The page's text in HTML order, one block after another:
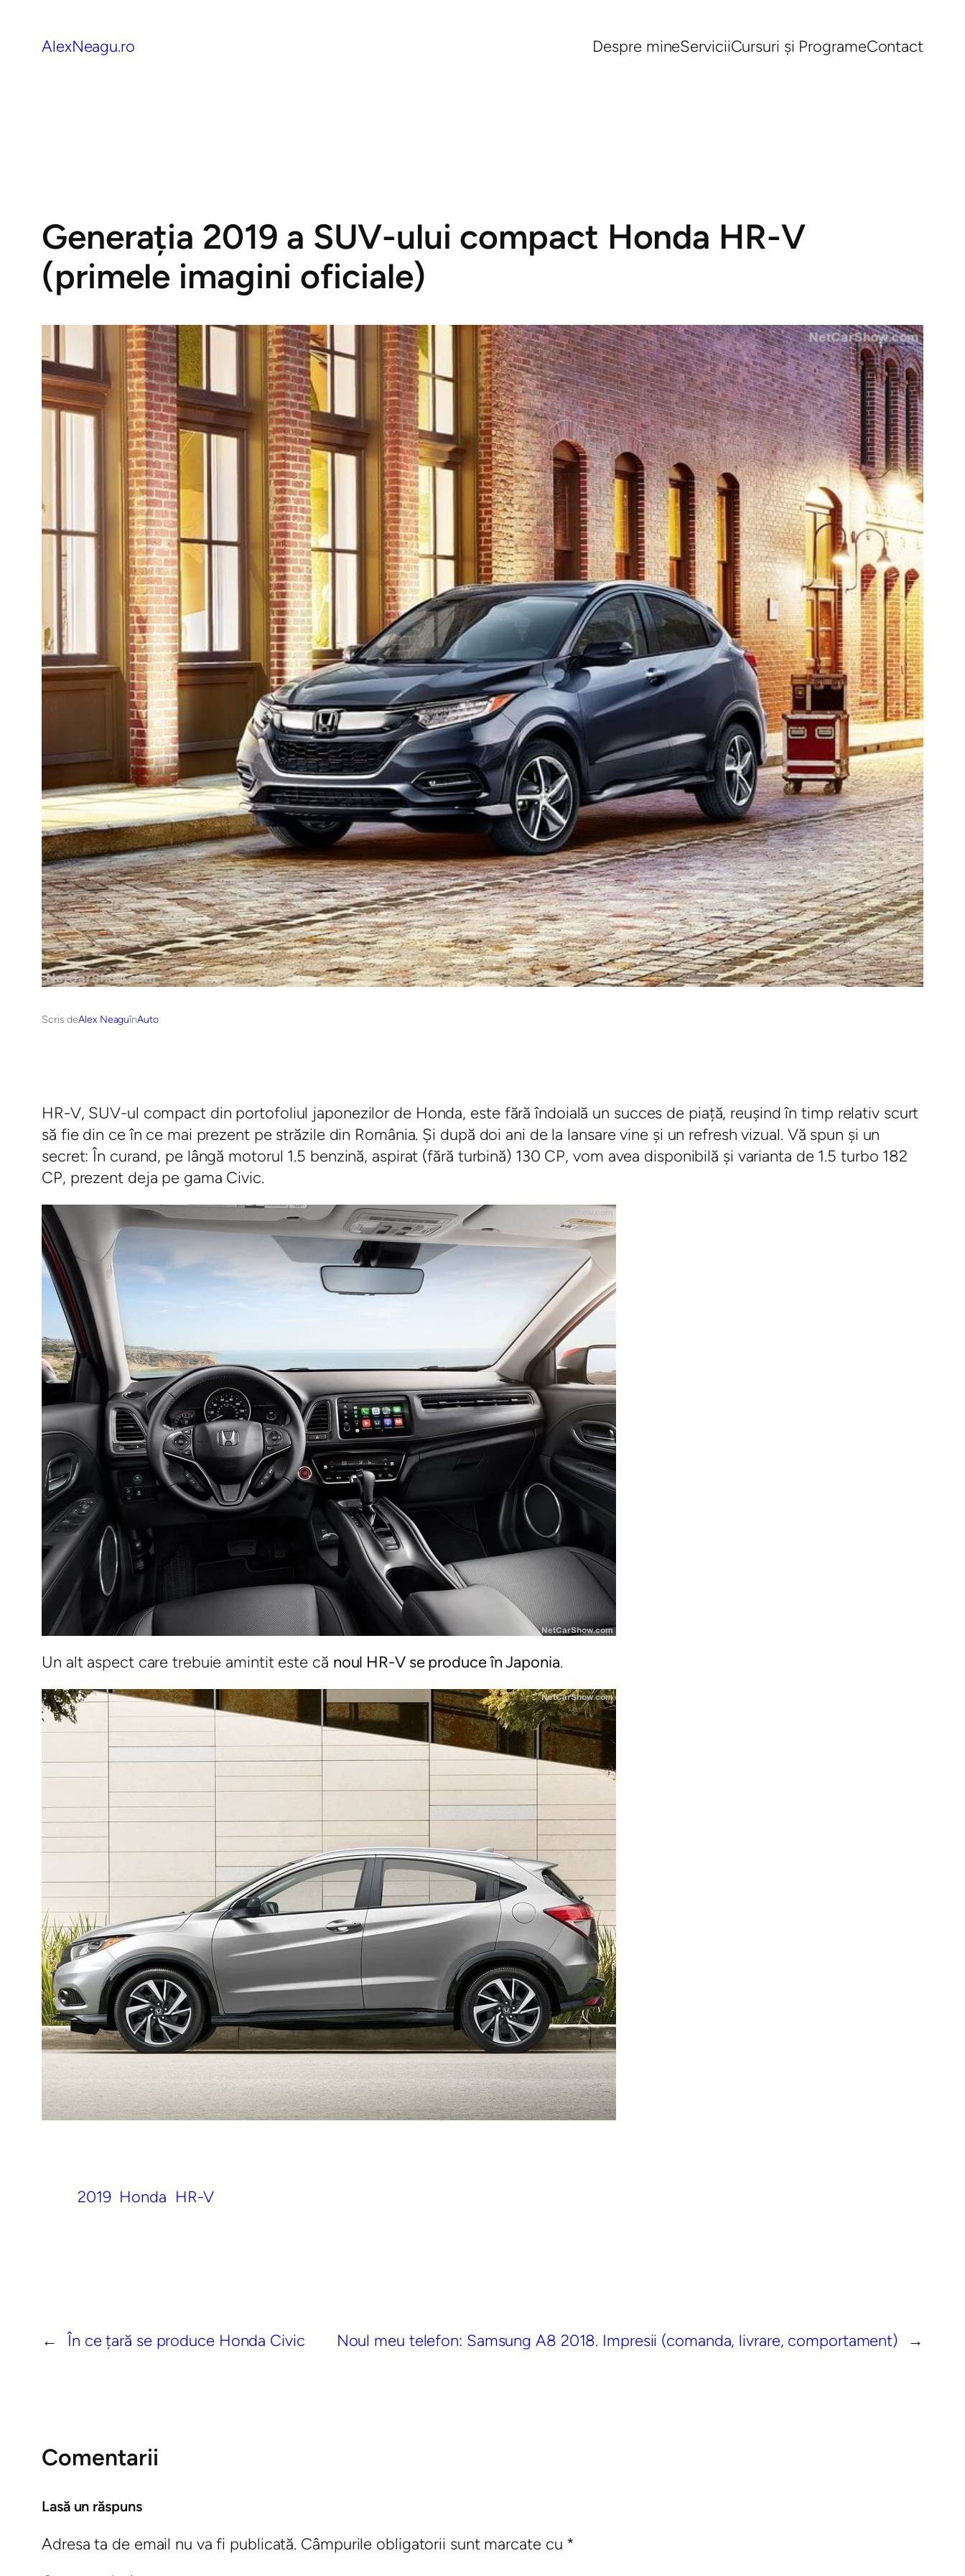
AlexNeagu.ro Despre mineServiciiCursuri și ProgrameContact
Generația 2019 a SUV-ului compact Honda HR-V
(primele imagini oficiale)
Scris deAlex NeaguînAuto
HR-V, SUV-ul compact din portofoliul japonezilor de Honda, este fără îndoială un succes de piață, reușind în timp relativ scurt
să fie din ce în ce mai prezent pe străzile din România. Și după doi ani de la lansare vine și un refresh vizual. Vă spun și un
secret: În curand, pe lângă motorul 1.5 benzină, aspirat (fără turbină) 130 CP, vom avea disponibilă și varianta de 1.5 turbo 182
CP, prezent deja pe gama Civic.
Un alt aspect care trebuie amintit este că noul HR-V se produce în Japonia.
2019 Honda HR-V
← În ce țară se produce Honda Civic Noul meu telefon: Samsung A8 2018. Impresii (comanda, livrare, comportament) →
Comentarii
Lasă un răspuns
Adresa ta de email nu va fi publicată. Câmpurile obligatorii sunt marcate cu *